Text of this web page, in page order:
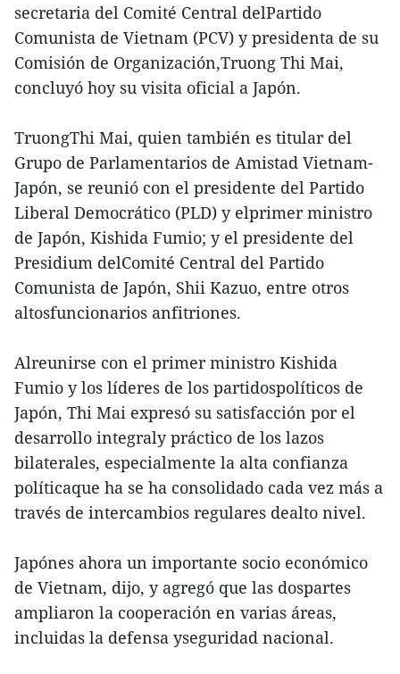
secretaria del Comité Central delPartido
Comunista de Vietnam (PCV) y presidenta de su
Comisión de Organización,Truong Thi Mai,
concluyó hoy su visita oficial a Japón.
TruongThi Mai, quien también es titular del
Grupo de Parlamentarios de Amistad Vietnam-
Japón, se reunió con el presidente del Partido
Liberal Democrático (PLD) y elprimer ministro
de Japón, Kishida Fumio; y el presidente del
Presidium delComité Central del Partido
Comunista de Japón, Shii Kazuo, entre otros
altosfuncionarios anfitriones.
Alreunirse con el primer ministro Kishida
Fumio y los líderes de los partidospolíticos de
Japón, Thi Mai expresó su satisfacción por el
desarrollo integraly práctico de los lazos
bilaterales, especialmente la alta confianza
políticaque ha se ha consolidado cada vez más a
través de intercambios regulares dealto nivel.
Japónes ahora un importante socio económico
de Vietnam, dijo, y agregó que las dospartes
ampliaron la cooperación en varias áreas,
incluidas la defensa yseguridad nacional.